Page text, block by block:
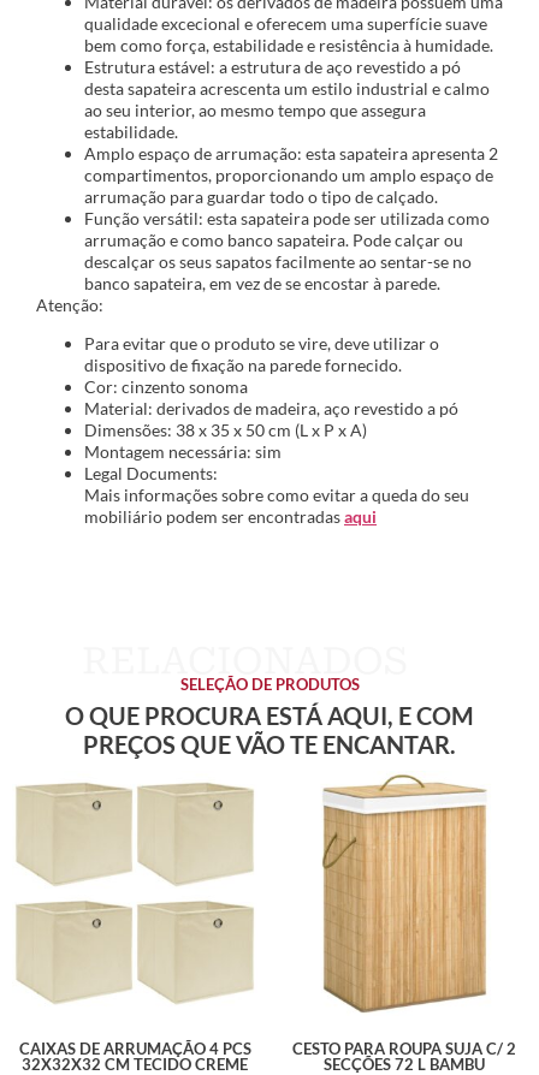
qualidade excecional e oferecem uma superfície suave
bem como força, estabilidade e resistência à humidade.
Estrutura estável: a estrutura de aço revestido a pó
desta sapateira acrescenta um estilo industrial e calmo
ao seu interior, ao mesmo tempo que assegura
estabilidade.
Amplo espaço de arrumação: esta sapateira apresenta 2
compartimentos, proporcionando um amplo espaço de
arrumação para guardar todo o tipo de calçado.
Função versátil: esta sapateira pode ser utilizada como
arrumação e como banco sapateira. Pode calçar ou
descalçar os seus sapatos facilmente ao sentar-se no
banco sapateira, em vez de se encostar à parede.
Atenção:
Para evitar que o produto se vire, deve utilizar o
dispositivo de fixação na parede fornecido.
Cor: cinzento sonoma
Material: derivados de madeira, aço revestido a pó
Dimensões: 38 x 35 x 50 cm (L x P x A)
Montagem necessária: sim
Legal Documents:
Mais informações sobre como evitar a queda do seu
mobiliário podem ser encontradasaqui
SELEÇÃO DE PRODUTOS
O QUE PROCURA ESTÁ AQUI, E COM
PREÇOS QUE VÃO TE ENCANTAR.
CAIXAS DE ARRUMAÇÃO 4 PCS
32X32X32 CM TECIDO CREME
CESTO PARA ROUPA SUJA C/ 2
SECÇÕES 72 L BAMBU